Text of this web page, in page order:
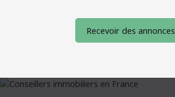
Recevoir des annonces